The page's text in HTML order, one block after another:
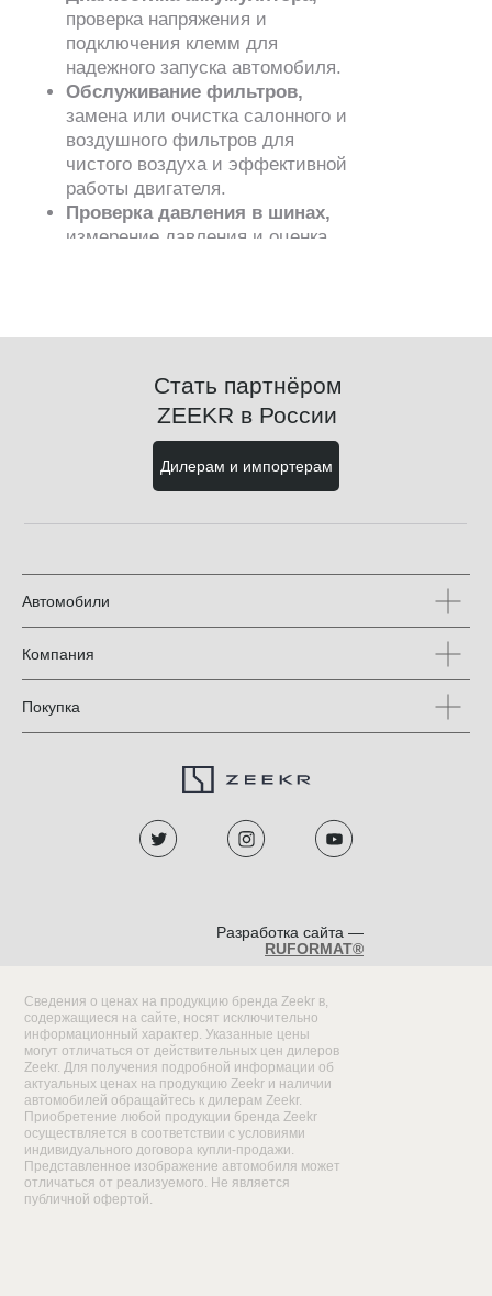
проверка напряжения и
подключения клемм для
надежного запуска автомобиля.
Обслуживание фильтров,
замена или очистка салонного и
воздушного фильтров для
чистого воздуха и эффективной
работы двигателя.
Проверка давления в шинах,
измерение давления и оценка
Дилерам и импортерам
Стать партнёром
ZEEKR в России
Автомобили
Компания
Покупка
Разработка сайта —
RUFORMAT®
Сведения о ценах на продукцию бренда Zeekr в,
содержащиеся на сайте, носят исключительно
информационный характер. Указанные цены
могут отличаться от действительных цен дилеров
Zeekr. Для получения подробной информации об
актуальных ценах на продукцию Zeekr и наличии
автомобилей обращайтесь к дилерам Zeekr.
Приобретение любой продукции бренда Zeekr
осуществляется в соответствии с условиями
индивидуального договора купли-продажи.
Представленное изображение автомобиля может
отличаться от реализуемого. Не является
публичной офертой.